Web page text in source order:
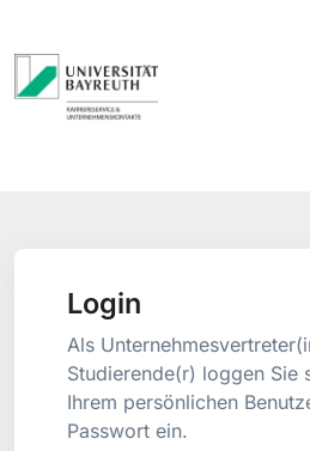
Login
Als
Studierende(r) loggen Sie
Ihrem persönlichen
Passwort ein.